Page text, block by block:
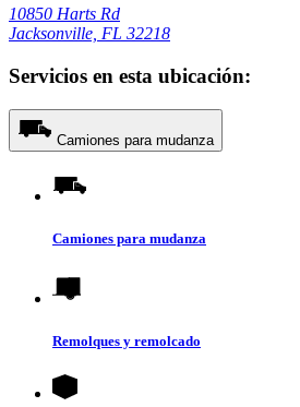
10850 Harts Rd
Jacksonville, FL 32218
Servicios en esta ubicación:
Camiones para mudanza
Camiones para mudanza
Remolques y remolcado